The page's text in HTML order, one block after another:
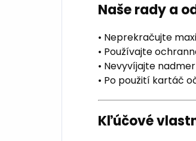
Naše rady a
• Neprekračujte
• Používajte
• Nevyvíjajte
• Po použití kartáč
Kľúčové